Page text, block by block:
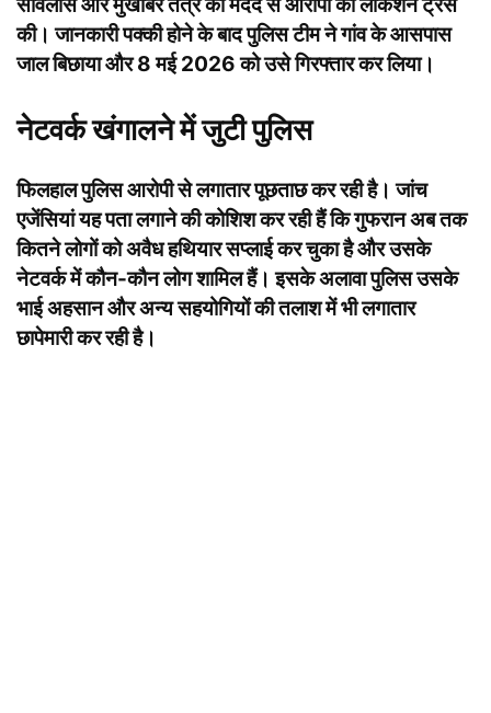
सर्विलांस और मुखबिर तंत्र की मदद से आरोपी की लोकेशन ट्रेस
की। जानकारी पक्की होने के बाद पुलिस टीम ने गांव के आसपास
जाल बिछाया और 8 मई 2026 को उसे गिरफ्तार कर लिया।
नेटवर्क खंगालने में जुटी पुलिस
फिलहाल पुलिस आरोपी से लगातार पूछताछ कर रही है। जांच
एजेंसियां यह पता लगाने की कोशिश कर रही हैं कि गुफरान अब तक
कितने लोगों को अवैध हथियार सप्लाई कर चुका है और उसके
नेटवर्क में कौन-कौन लोग शामिल हैं। इसके अलावा पुलिस उसके
भाई अहसान और अन्य सहयोगियों की तलाश में भी लगातार
छापेमारी कर रही है।